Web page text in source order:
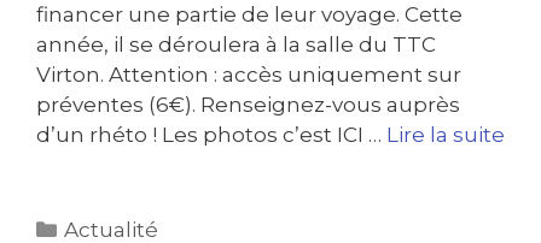
financer une partie de leur voyage. Cette
année, il se déroulera à la salle du TTC
Virton. Attention : accès uniquement sur
préventes (6€). Renseignez-vous auprès
d’un rhéto ! Les photos c’est ICI … Lire la suite
Actualité